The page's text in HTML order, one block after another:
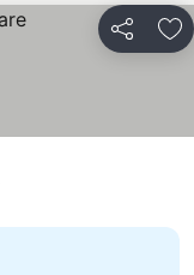
Partilhar